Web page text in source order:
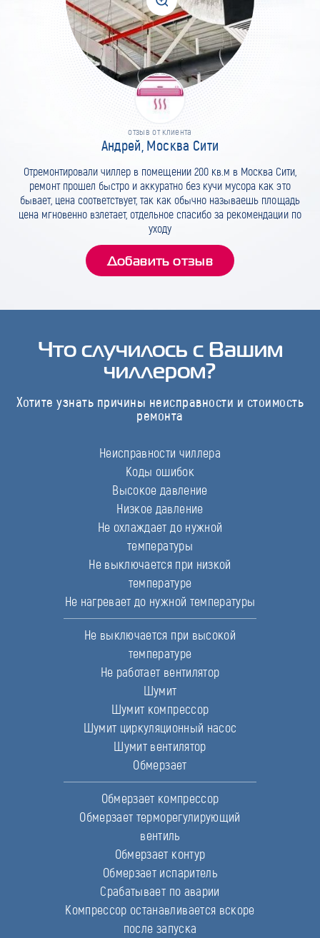
отзыв от клиента
Андрей, Москва Сити
Отремонтировали чиллер в помещении 200 кв.м в Москва Сити,
ремонт прошел быстро и аккуратно без кучи мусора как это
бывает, цена соответствует, так как обычно называешь площадь
цена мгновенно взлетает, отдельное спасибо за рекомендации по
уходу
Добавить отзыв
Что случилось с Вашим
чиллером?
Хотите узнать причины неисправности и стоимость
ремонта
Неисправности чиллера
Коды ошибок
Высокое давление
Низкое давление
Не охлаждает до нужной
температуры
Не выключается при низкой
температуре
Не нагревает до нужной температуры
Не выключается при высокой
температуре
Не работает вентилятор
Шумит
Шумит компрессор
Шумит циркуляционный насос
Шумит вентилятор
Обмерзает
Обмерзает компрессор
Обмерзает терморегулирующий
вентиль
Обмерзает контур
Обмерзает испаритель
Срабатывает по аварии
Компрессор останавливается вскоре
после запуска